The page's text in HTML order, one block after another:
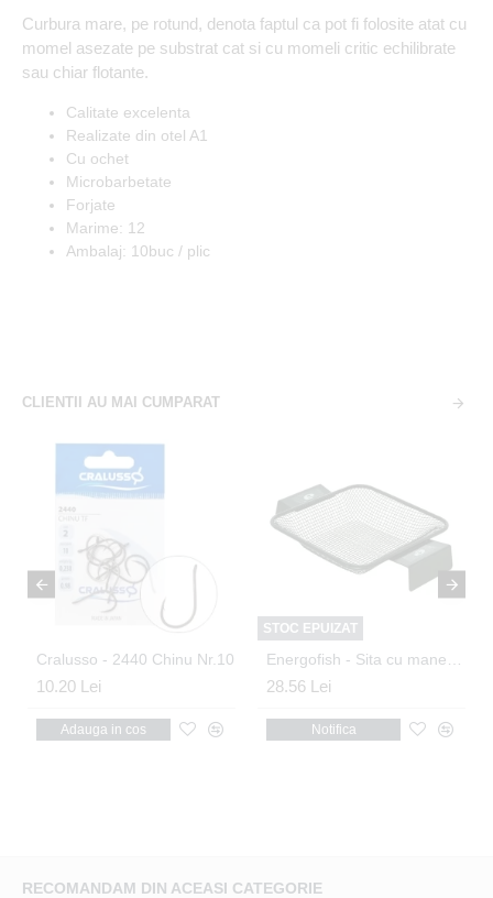
Curbura mare, pe rotund, denota faptul ca pot fi folosite atat cu
momel asezate pe substrat cat si cu momeli critic echilibrate
sau chiar flotante.
Calitate excelenta
Realizate din otel A1
Cu ochet
Microbarbetate
Forjate
Marime: 12
Ambalaj: 10buc / plic
CLIENTII AU MAI CUMPARAT
Cralusso - 2440 Chinu Nr.10
10.20 Lei
Adauga in cos
STOC EPUIZAT
28.56 Lei
Notifica
RECOMANDAM DIN ACEASI CATEGORIE